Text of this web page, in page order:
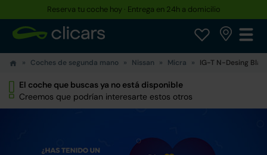
Reserva tu coche hoy · Entrega en 24h a domicilio
Coches de segunda mano Nissan Micra IG-T N-Desing
El coche que buscas ya no está disponible
Creemos que podrían interesarte estos otros